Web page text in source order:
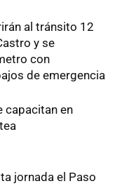
al tránsito 12
y se
con
de emergencia
capacitan en
jornada el Paso